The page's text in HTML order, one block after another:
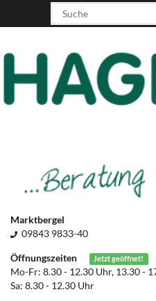
Marktbergel
09843 9833-40
Öffnungszeiten Jetzt geöffnet!
Mo-Fr: 8.30 - 12.30 Uhr, 13.30 -
Sa: 8.30 - 12.30 Uhr